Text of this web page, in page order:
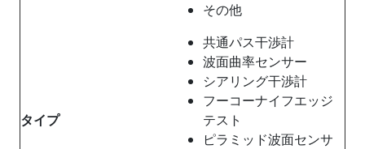
その他
タイプ
共通パス干渉計
波面曲率センサー
シアリング干渉計
フーコーナイフエッジ
テスト
ピラミッド波面センサ